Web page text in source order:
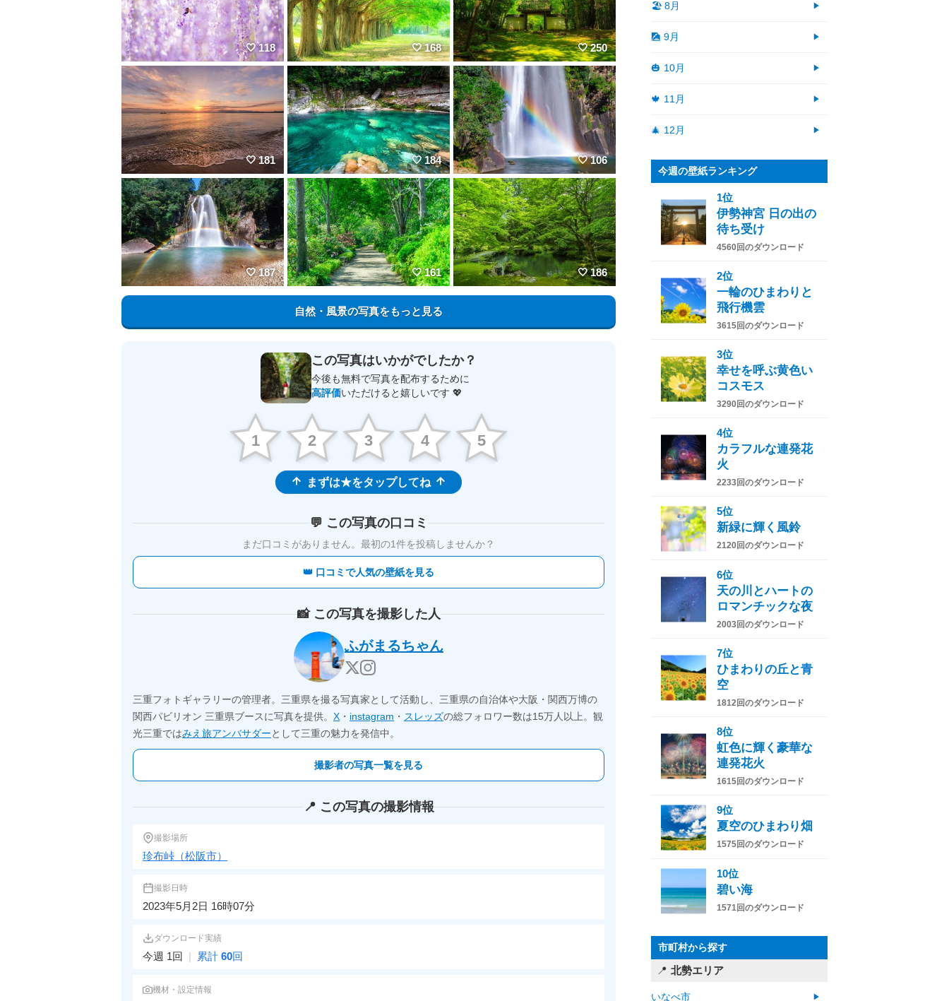
118 168 250
181 184 106
187 161 186
自然・風景の写真をもっと見る
この写真はいかがでしたか？
今後も無料で写真を配布するために
高評価いただけると嬉しいです 💖
1 2 3 4 5
まずは★をタップしてね
💬 この写真の口コミ
まだ口コミがありません。 最初の1件を投稿しませんか？
👑 口コミで人気の壁紙を見る
📸 この写真を撮影した人
ふがまるちゃん
三重フォトギャラリーの管理者。三重県を撮る写真家として活動し、三重県の自治体や大阪・関西万博の
関西パビリオン 三重県ブースに写真を提供。 X ・ instagram ・ スレッズの総フォロワー数は15万人以上。観
光三重ではみえ旅アンバサダーとして三重の魅力を発信中。
撮影者の写真一覧を見る
📍 この写真の撮影情報
撮影場所
珍布峠（松阪市）
撮影日時
2023年5月2日 16時07分
ダウンロード実績
今週 1回 | 累計 60回
機材・設定情報
🏖 8月
🎑 9月
🎃 10月
🍁 11月
🎄 12月
今週の壁紙ランキング
1位
伊勢神宮 日の出の
待ち受け
4560回のダウンロード
2位
一輪のひまわりと
飛行機雲
3615回のダウンロード
3位
幸せを呼ぶ黄色い
コスモス
3290回のダウンロード
4位
カラフルな連発花
火
2233回のダウンロード
5位
新緑に輝く風鈴
2120回のダウンロード
6位
天の川とハートの
ロマンチックな夜
2003回のダウンロード
7位
ひまわりの丘と青
空
1812回のダウンロード
8位
虹色に輝く豪華な
連発花火
1615回のダウンロード
9位
夏空のひまわり畑
1575回のダウンロード
10位
碧い海
1571回のダウンロード
市町村から探す
北勢エリア
いなべ市